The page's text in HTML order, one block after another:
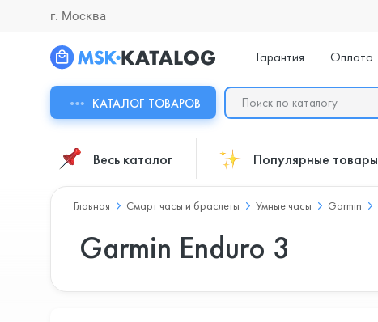
г. Москва
Гарантия Оплата
КАТАЛОГ ТОВАРОВ
Весь каталог Популярные товары
Главная Смарт часы и браслеты Умные часы Garmin
Garmin Enduro 3